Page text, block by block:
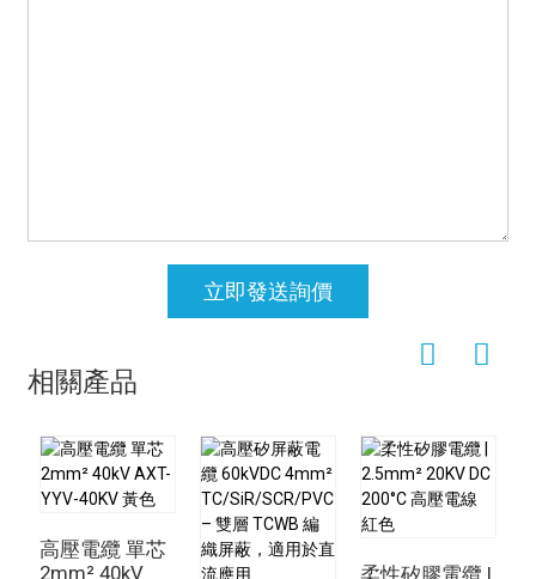
立即發送詢價
相關產品
高壓電纜 單芯
2mm² 40kV
柔性矽膠電纜 |